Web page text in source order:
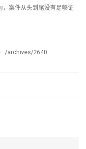
案件从头到尾没有足够证
: ./archives/2640